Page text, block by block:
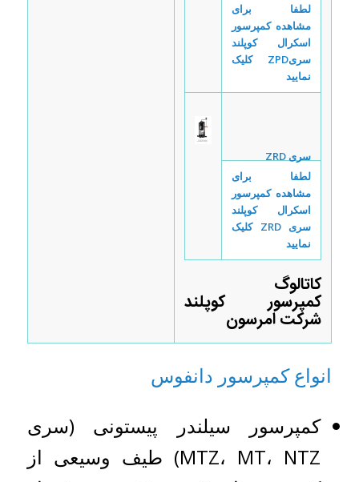
لطفا برای
مشاهده کمپرسور
اسکرال کوپلند
سریZPD کلیک
نمایید
سری ZRD
لطفا برای
مشاهده کمپرسور
اسکرال کوپلند
سریZRD کلیک
نمایید
کاتالوگ
کمپرسور کوپلند
شرکت امرسون
انواع کمپرسور دانفوس
کمپرسور سیلندر پیستونی (سری
MTZ، MT، NTZ) طیف وسیعی از